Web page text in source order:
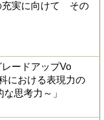
充実に向けて その
ードアップVo
における表現力の
な思考力～」